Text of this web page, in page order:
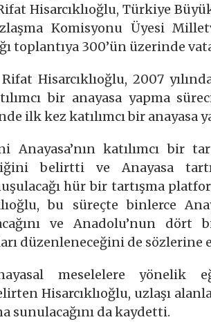
Hisarcıklıoğlu, Türkiye
Komisyonu Üyesi
toplantıya 300’ün üzerinde
Rifat Hisarcıklıoğlu, 2007
bir anayasa yapma
ilk kez katılımcı bir anayasa
Anayasa’nın katılımcı bir
belirtti ve Anayasa
hür bir tartışma
bu süreçte binlerce
ve Anadolu’nun dört
düzenleneceğini de sözlerine
meselelere yönelik
Hisarcıklıoğlu, uzlaşı
sunulacağını da kaydetti.